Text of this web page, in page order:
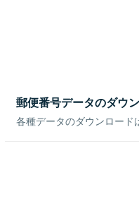
郵便番号データのダウ
各種データのダウンロード